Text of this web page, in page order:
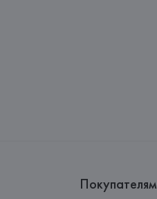
Покупателям